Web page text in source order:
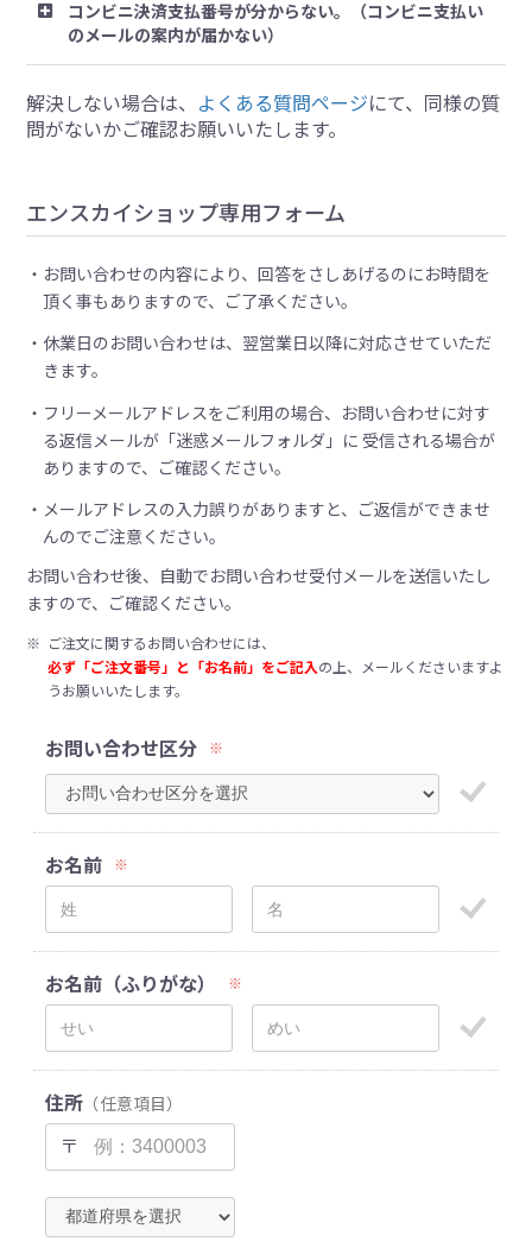
コンビニ決済支払番号が分からない。（コンビニ支払い
のメールの案内が届かない）
解決しない場合は、 よくある質問ページにて、同様の質
問がないかご確認お願いいたします。
エンスカイショップ専用フォーム
お問い合わせの内容により、回答をさしあげるのにお時間を
頂く事もありますので、ご了承ください。
休業日のお問い合わせは、翌営業日以降に対応させていただ
きます。
フリーメールアドレスをご利用の場合、お問い合わせに対す
る返信メールが「迷惑メールフォルダ」に 受信される場合が
ありますので、ご確認ください。
メールアドレスの入力誤りがありますと、ご返信ができませ
んのでご注意ください。
お問い合わせ後、自動でお問い合わせ受付メールを送信いたし
ますので、ご確認ください。
※ ご注文に関するお問い合わせには、
必ず「ご注文番号」と「お名前」をご記入の上、メールくださいますよ
うお願いいたします。
お問い合わせ区分 ※
お名前 ※
お名前（ふりがな） ※
住所 （任意項目）
〒